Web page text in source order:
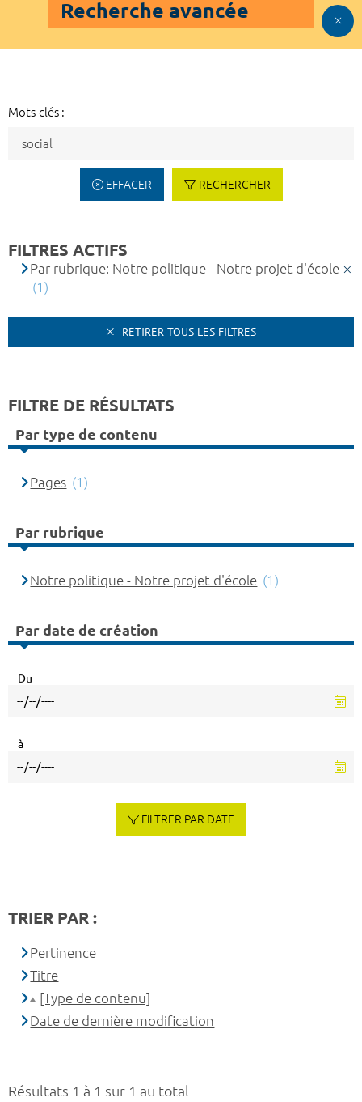
Recherche avancée
Mots-clés :
EFFACER RECHERCHER
Résultats 1 à 1 sur 1 au total
FILTRES ACTIFS
Par rubrique: Notre politique - Notre projet d'école
(1)
RETIRER TOUS LES FILTRES
FILTRE DE RÉSULTATS
Par type de contenu
Pages (1)
Par rubrique
Notre politique - Notre projet d'école (1)
Par date de création
Du
à
FILTRER PAR DATE
TRIER PAR :
Pertinence
Titre
[Type de contenu]
Date de dernière modification